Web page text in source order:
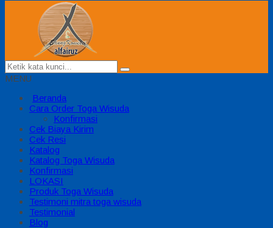
MENU
Beranda
Cara Order Toga Wisuda
Konfirmasi
Cek Biaya Kirim
Cek Resi
Katalog
Katalog Toga Wisuda
Konfirmasi
LOKASI
Produk Toga Wisuda
Testimoni mitra toga wisuda
Testimonial
Blog